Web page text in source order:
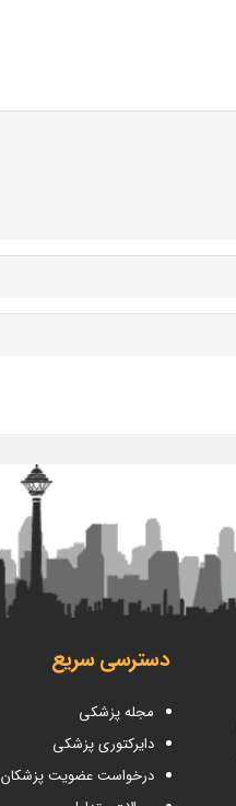
دسترسی سریع
مجله پزشکی
دایرکتوری پزشکی
درخواست عضویت پزشکان